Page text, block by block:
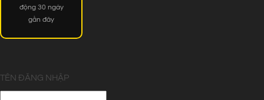
động 30 ngày
gần đây
TÊN ĐĂNG NHẬP